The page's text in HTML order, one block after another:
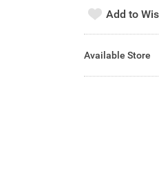
Add to
Available Store